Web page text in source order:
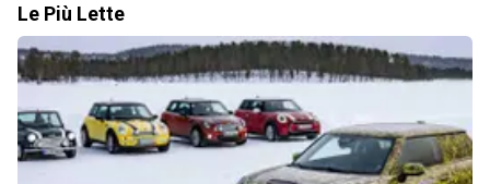
Le Più Lette